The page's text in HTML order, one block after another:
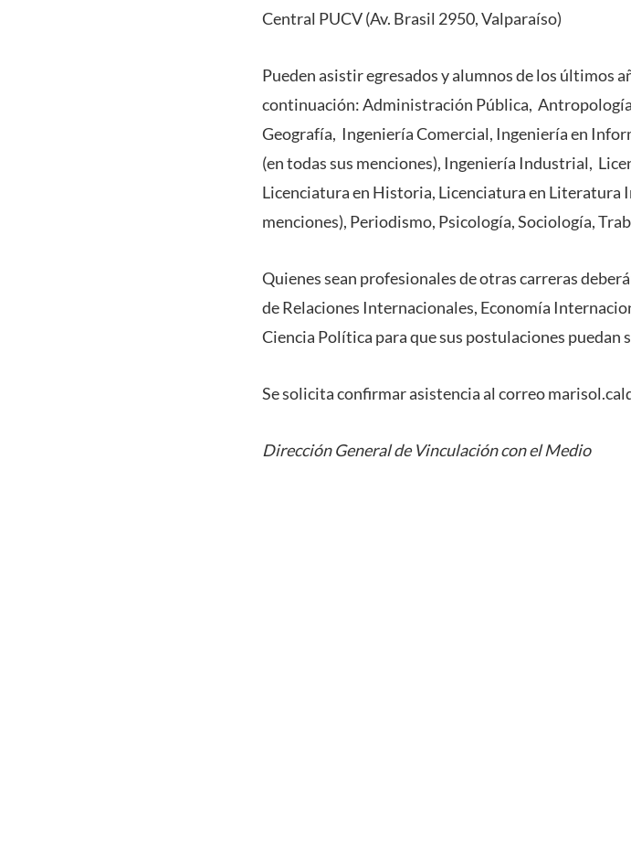
Central PUCV (Av. Brasil 2950, Valparaíso)
Pueden asistir egresados y alumnos de los últimos
continuación: Administración Pública,
Geografía, Ingeniería Comercial, Ingeniería en
(en todas sus menciones), Ingeniería Industrial,
Licenciatura en Historia, Licenciatura en Literatura
menciones), Periodismo, Psicología, Sociología,
Quienes sean profesionales de otras carreras
de Relaciones Internacionales, Economía
Ciencia Política para que sus postulaciones puedan
Se solicita confirmar asistencia al correo
Dirección General de Vinculación con el Medio